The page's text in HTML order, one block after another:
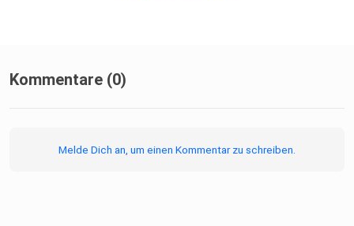
Kommentare (0)
Melde Dich an, um einen Kommentar zu schreiben.